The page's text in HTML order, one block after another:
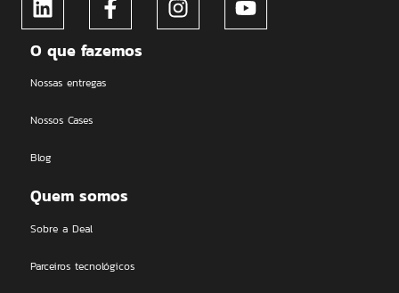
O que fazemos
Nossas entregas
Nossos Cases
Blog
Quem somos
Sobre a Deal
Parceiros tecnológicos